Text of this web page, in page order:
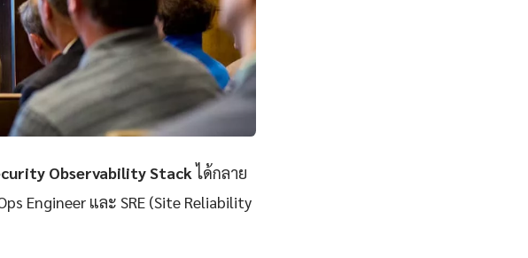
Observability Stack ได้กลาย
Engineer และ SRE (Site Reliability